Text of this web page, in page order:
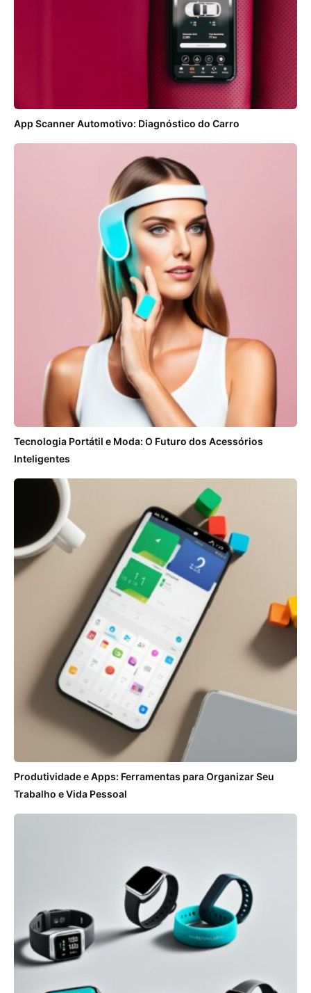
App Scanner Automotivo: Diagnóstico do Carro
Tecnologia Portátil e Moda: O Futuro dos Acessórios
Inteligentes
Produtividade e Apps: Ferramentas para Organizar Seu
Trabalho e Vida Pessoal